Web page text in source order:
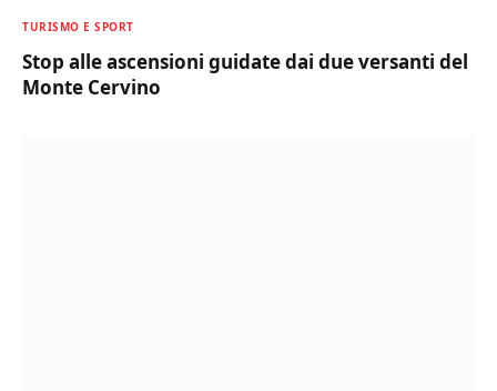
TURISMO E SPORT
Stop alle ascensioni guidate dai due versanti del
Monte Cervino